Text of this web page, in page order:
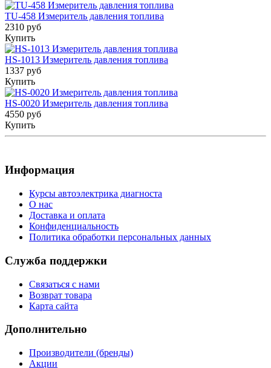
TU-458 Измеритель давления топлива
2310 руб
Купить
HS-1013 Измеритель давления топлива
1337 руб
Купить
HS-0020 Измеритель давления топлива
4550 руб
Купить
Информация
Курсы автоэлектрика диагноста
О нас
Доставка и оплата
Конфиденциальность
Политика обработки персональных данных
Служба поддержки
Связаться с нами
Возврат товара
Карта сайта
Дополнительно
Производители (бренды)
Акции